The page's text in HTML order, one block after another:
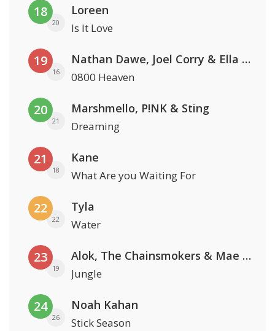
18
20
Loreen
Is It Love
19
16
Nathan Dawe, Joel Corry & Ella Henderson
0800 Heaven
20
21
Marshmello, P!NK & Sting
Dreaming
21
18
Kane
What Are you Waiting For
22
22
Tyla
Water
23
19
Alok, The Chainsmokers & Mae Stephens
Jungle
24
26
Noah Kahan
Stick Season